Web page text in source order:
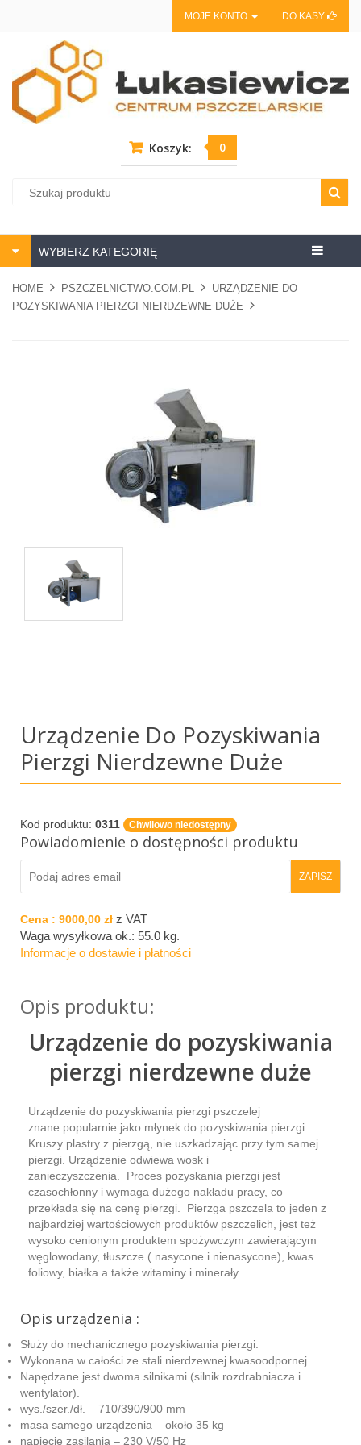
MOJE KONTO DO KASY
Koszyk: 0
Centrum
WYBIERZ KATEGORIĘ
HOME PSZCZELNICTWO.COM.PL
URZĄDZENIE DO
POZYSKIWANIA PIERZGI NIERDZEWNE DUŻE
Urządzenie Do Pozyskiwania
Pierzgi Nierdzewne Duże
Kod produktu: 0311 Chwilowo niedostępny
Powiadomienie o dostępności produktu
Cena : 9000,00 zł z VAT
Waga wysyłkowa ok.: 55.0 kg.
Informacje o dostawie i płatności
Opis produktu:
Urządzenie do pozyskiwania
pierzgi nierdzewne duże
Urządzenie do pozyskiwania pierzgi pszczelej
znane popularnie jako młynek do pozyskiwania pierzgi.
Kruszy plastry z pierzgą, nie uszkadzając przy tym samej
pierzgi. Urządzenie odwiewa wosk i
zanieczyszczenia. Proces pozyskania pierzgi jest
czasochłonny i wymaga dużego nakładu pracy, co
przekłada się na cenę pierzgi. Pierzga pszczela to jeden z
najbardziej wartościowych produktów pszczelich, jest też
wysoko cenionym produktem spożywczym zawierającym
węglowodany, tłuszcze ( nasycone i nienasycone), kwas
foliowy, białka a także witaminy i minerały.
Opis urządzenia :
Służy do mechanicznego pozyskiwania pierzgi.
Wykonana w całości ze stali nierdzewnej kwasoodpornej.
Napędzane jest dwoma silnikami (silnik rozdrabniacza i
wentylator).
wys./szer./dł. – 710/390/900 mm
masa samego urządzenia – około 35 kg
napięcie zasilania – 230 V/50 Hz